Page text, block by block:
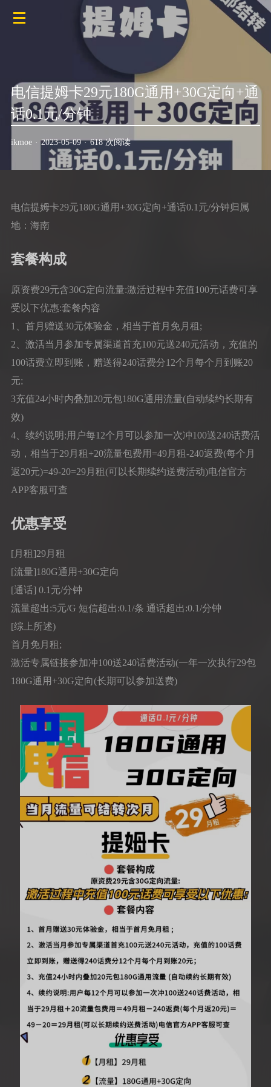
电信提姆卡29元180G通用+30G定向+通
话0.1元/分钟
ikmoe · 2023-05-09 · 618 次阅读
电信提姆卡29元180G通用+30G定向+通话0.1元/分钟归属
地：海南
套餐构成
原资费29元含30G定向流量:激活过程中充值100元话费可享
受以下优惠:套餐内容
1、首月赠送30元体验金，相当于首月免月租;
2、激活当月参加专属渠道首充100元送240元活动，充值的
100话费立即到账，赠送得240话费分12个月每个月到账20
元;
3充值24小时内叠加20元包180G通用流量(自动续约长期有
效)
4、续约说明:用户每12个月可以参加一次冲100送240话费活
动，相当于29月租+20流量包费用=49月租-240返费(每个月
返20元)=49-20=29月租(可以长期续约送费活动)电信官方
APP客服可查
优惠享受
[月租]29月租
[流量]180G通用+30G定向
[通话] 0.1元/分钟
流量超出:5元/G 短信超出:0.1/条 通话超出:0.1/分钟
[综上所述)
首月免月租;
激活专属链接参加冲100送240话费活动(一年一次执行29包
180G通用+30G定向(长期可以参加送费)